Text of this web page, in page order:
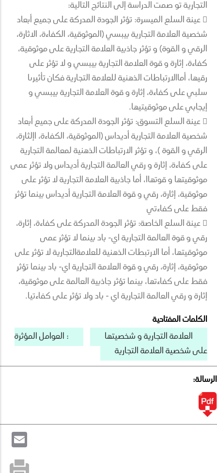
التجارية تو صمت الدراسة إلى النتائج التالية:
 عينة السلع الميسرة: تؤثر الجودة المدركة على جميع أبعاد
شخصية العلامة التجارية بيبسي (الموثوقية، الكفاءة، الاثارة،
الرقي و القوة) و تؤثر جاذبية العلامة التجارية على موثوقية،
كفاءة، إثارة و قوة العلامة التجارية بيبسي و لا تؤثر على
رقيها، أماالارتباطات الذهنية للعلامة التجارية فكان تأثيرىا
سلبي على كفاءة، إثارة و قوة العلامة التجارية بيبسي و
إيجابي على موثوقيتيها.
 عينة السلع التسوق: تؤثر الجودة المدركة على جميع أبعاد
شخصية العلامة التجارية أديداس (الموثوقية، الكفاءة، اإلثارة،
الرقي و القوة )، و تؤثر الارتباطات الذهنية لمعالمة التجارية
على كفاءة، إثارة و رقي العالمة التجارية أديداس ولا تؤثر عمى
موثوقيتها و قوتهاا، أما جاذبية العلامة التجارية لا تؤثر على
موثوقية، إثارة، رقي و قوة العلامة التجارية أديداس بينما تؤثر
فقط على كفاءتي
 عينة السلع الخاصة: تؤثر الجودة المدركة على كفاءة، إثارة،
رقي و قوة العالمة التجارية اي- باد بينما لا تؤثر عمى
موثوقيتها، أما الارتبطات الذهنية للعلامةالتجارية لا تؤثر على
موثوقية، إثارة، رقي و قوة العلامة التجارية اي- باد بينما تؤثر
فقط على كفاءتها، بينما تؤثر جاذبية العالمة على موثوقية،
إثارة و رقي العالمة التجارية اي - باد ولا تؤثر على كفاءتيا.
الكلمات المفتاحية
العلامة التجارية و شخصيتها
: العوامل المؤثرة
على شخصية العلامة التجارية
الرسالة: